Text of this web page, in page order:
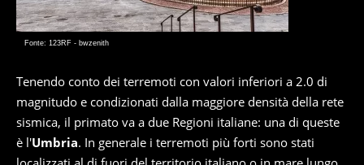
Fonte: 123RF - bwzenith
Tenendo conto dei terremoti con valori inferiori a 2.0 di
magnitudo e condizionati dalla maggiore densità della rete
sismica, il primato va a due Regioni italiane: una di queste
è l'Umbria. In generale i terremoti più forti sono stati